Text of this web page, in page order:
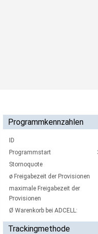
Programmkennzahlen
ID
Programmstart
Stornoquote
ø Freigabezeit der Provisionen
maximale Freigabezeit der
Provisionen
Ø Warenkorb bei ADCELL:
Trackingmethode